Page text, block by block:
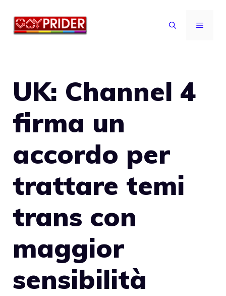
MENU
UK: Channel 4
firma un
accordo per
trattare temi
trans con
maggior
sensibilità